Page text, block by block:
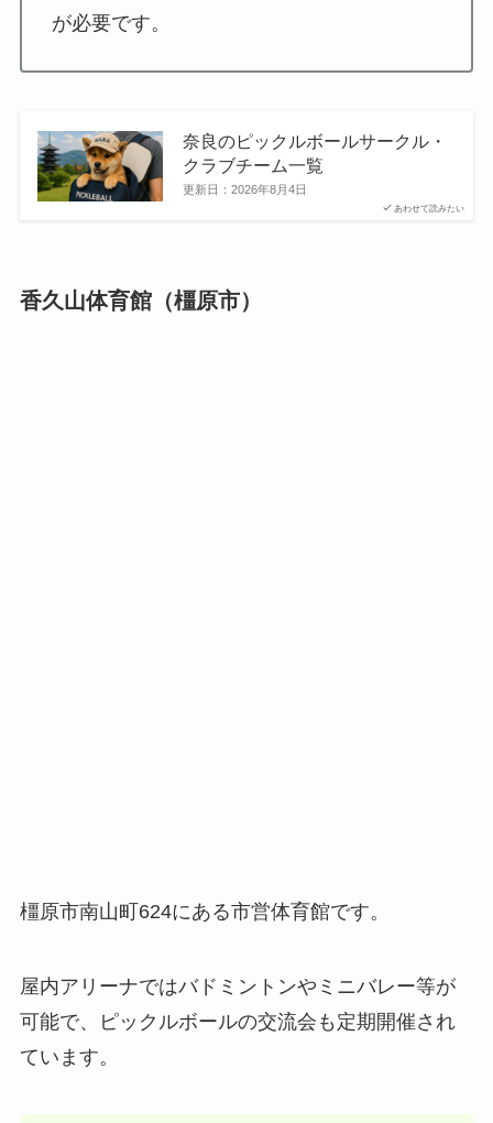
が必要です。
あわせて読みたい
奈良のピックルボールサークル・
クラブチーム一覧
更新日： 2026年8月4日
香久山体育館（橿原市）
橿原市南山町624にある市営体育館です。
屋内アリーナではバドミントンやミニバレー等が
可能で、ピックルボールの交流会も定期開催され
ています。